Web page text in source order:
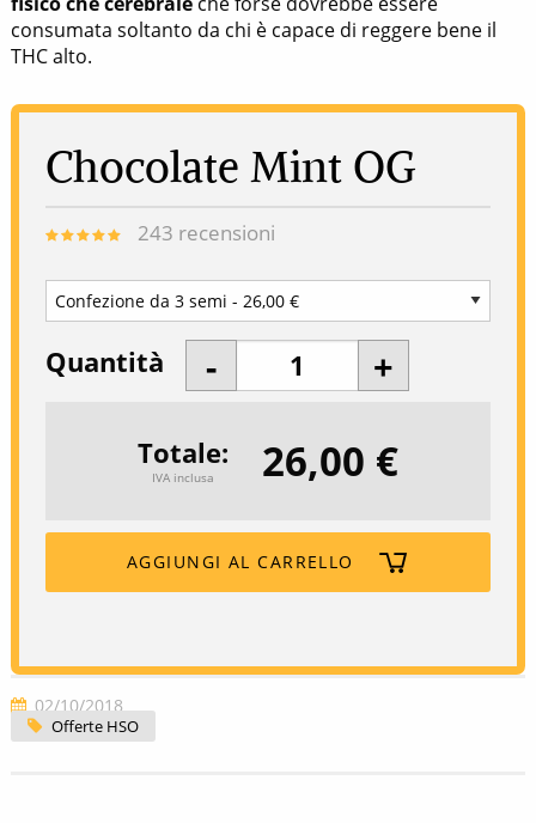
consumata soltanto da chi è capace di reggere bene il
THC alto.
Chocolate Mint OG
243 recensioni
Quantità
Totale
IVA inclusa 26,00 €
AGGIUNGI AL CARRELLO
02/10/2018
Offerte HSO